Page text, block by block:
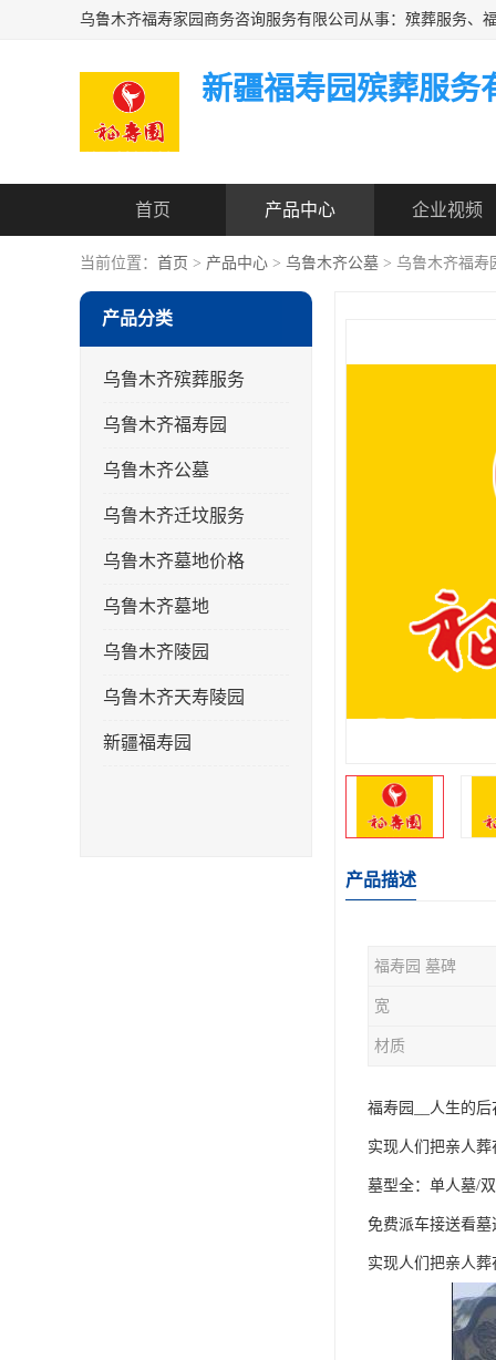
新疆福寿园殡葬服务
首页 产品中心 企业视频
当前位置： 首页 > 产品中心 > 乌鲁木齐公墓 > 乌鲁木齐福寿
产品分类
乌鲁木齐殡葬服务
乌鲁木齐福寿园
乌鲁木齐公墓
乌鲁木齐迁坟服务
乌鲁木齐墓地价格
乌鲁木齐墓地
乌鲁木齐陵园
乌鲁木齐天寿陵园
新疆福寿园
产品描述
福寿园 墓碑
宽
材质
福寿园__人生的
实现人们把亲人
墓型全：单人墓/
免费派车接送看
实现人们把亲人